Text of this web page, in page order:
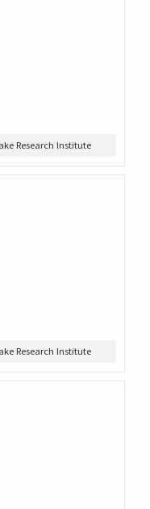
Research Institute
Research Institute